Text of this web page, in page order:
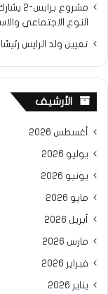
النوع الاجتماعي
تعيين ولد الرايس
الأرشيف
أغسطس 2026
يوليو 2026
يونيو 2026
مايو 2026
أبريل 2026
مارس 2026
فبراير 2026
يناير 2026